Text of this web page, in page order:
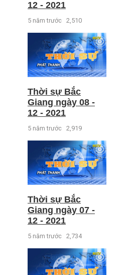
12 - 2021
5 năm trước 2,510
Thời sự Bắc
Giang ngày 08 -
12 - 2021
5 năm trước 2,919
Thời sự Bắc
Giang ngày 07 -
12 - 2021
5 năm trước 2,734